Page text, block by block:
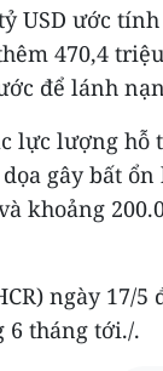
USD ước
470,4
để lánh
lực lượng hỗ
gây bất
khoảng
ngày 17/5
6 tháng tới./.